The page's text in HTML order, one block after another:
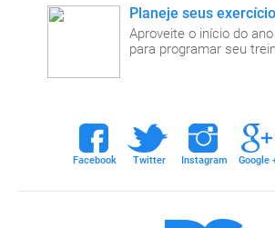
Planeje seus
Aproveite o início do ano
para programar seu
Facebook Twitter
instagram
Instagram
google+
Google
youtube